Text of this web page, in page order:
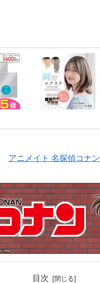
アニメイト 名探偵コナン
目次